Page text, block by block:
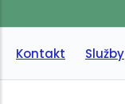
Kontakt Služby